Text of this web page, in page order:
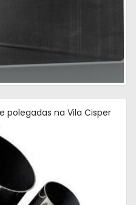
polegadas na Vila Cisper